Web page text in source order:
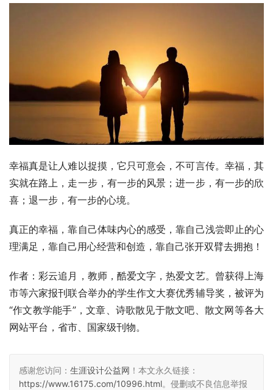
幸福真是让人难以捉摸，它只可意会，不可言传。幸福，其
实就在路上，走一步，有一步的风景；进一步，有一步的欣
喜；退一步，有一步的心境。
真正的幸福，靠自己体味内心的感受，靠自己浅尝即止的心
理满足，靠自己用心经营和创造，靠自己张开双臂去拥抱！
作者：彩云追月，教师，酷爱文字，热爱文艺。曾获得上海
市等六家报刊联合举办的学生作文大赛优秀辅导奖，被评为
“作文教学能手”，文章、诗歌散见于散文吧、散文网等各大
网站平台，省市、国家级刊物。
感谢您访问： 生涯设计公益网 ！本文永久链接：
https://www.16175.com/10996.html。侵删或不良信息举报